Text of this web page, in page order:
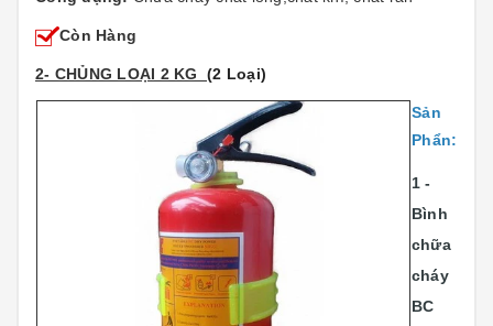
Còn Hàng
2- CHỦNG LOẠI 2 KG (2 Loại)
Sản
Phẩn:
1 -
Bình
chữa
cháy
BC